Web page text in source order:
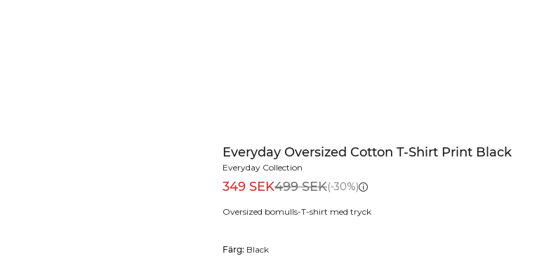
Everyday Oversized Cotton T-Shirt Print Black
Everyday Collection
349 SEK499 SEK(-30%)
Oversized bomulls-T-shirt med tryck
Färg: Black